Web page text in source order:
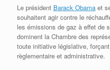
Le président Barack Obama et
souhaitent agir contre le
les émissions de gaz à effet de
dominent la Chambre des
toute initiative législative,
règlementaire et administrative.